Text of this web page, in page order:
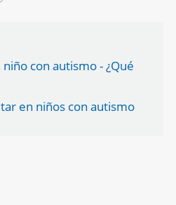
con autismo - ¿Qué
en niños con autismo